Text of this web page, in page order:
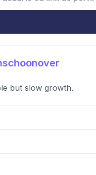
but slow growth.